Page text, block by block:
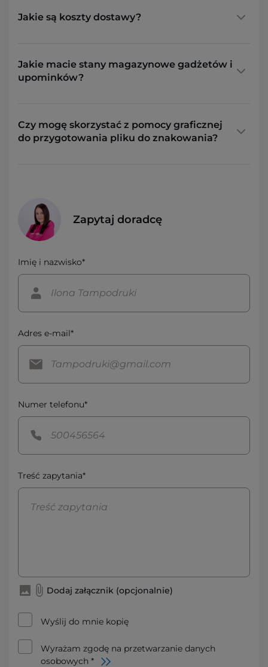
Jakie są koszty dostawy?
Jakie macie stany magazynowe gadżetów i
upominków?
Czy mogę skorzystać z pomocy graficznej
do przygotowania pliku do znakowania?
Zapytaj doradcę
Imię i nazwisko*
Adres e-mail*
Numer telefonu*
Treść zapytania*
Dodaj załącznik (opcjonalnie)
Wyślij do mnie kopię
Wyrażam zgodę na przetwarzanie danych
osobowych *